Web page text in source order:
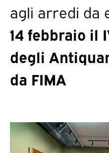
agli arredi da
14 febbraio il
degli
da FIMA